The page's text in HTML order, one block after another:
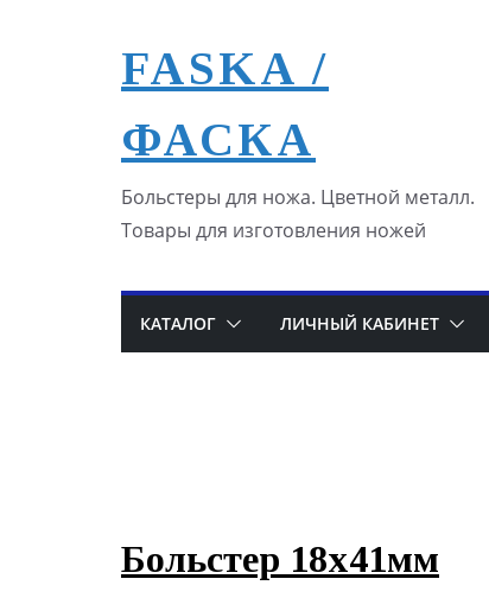
содержимомуFASKA /
ФАСКА
Больстеры для ножа. Цветной металл.
Товары для изготовления ножей
КАТАЛОГ ЛИЧНЫЙ КАБИНЕТ
Больстер 18х41мм